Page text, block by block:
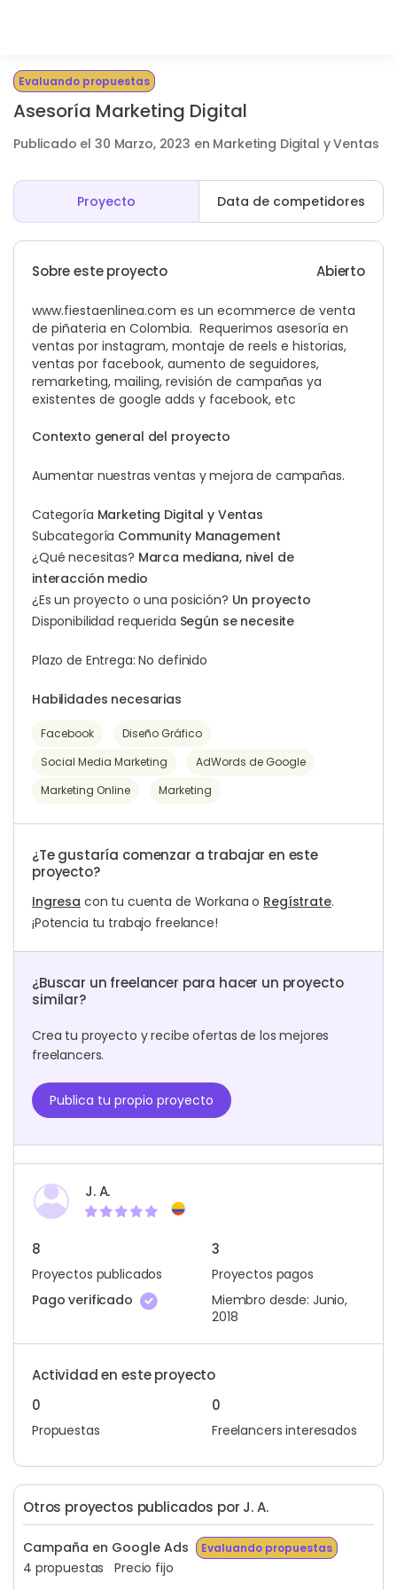
Evaluando propuestas
Asesoría Marketing Digital
Publicado el 30 Marzo, 2023 en Marketing Digital y Ventas
Proyecto Data de competidores
Sobre este proyecto Abierto
www.fiestaenlinea.com es un ecommerce de venta
de piñateria en Colombia. Requerimos asesoría en
ventas por instagram, montaje de reels e historias,
ventas por facebook, aumento de seguidores,
remarketing, mailing, revisión de campañas ya
existentes de google adds y facebook, etc
Contexto general del proyecto
Aumentar nuestras ventas y mejora de campañas.
Categoría Marketing Digital y Ventas
Subcategoría Community Management
¿Qué necesitas? Marca mediana, nivel de
interacción medio
¿Es un proyecto o una posición? Un proyecto
Disponibilidad requerida Según se necesite
Plazo de Entrega: No definido
Habilidades necesarias
Facebook
Diseño Gráfico
Social Media Marketing
AdWords de Google
Marketing Online
Marketing
¿Te gustaría comenzar a trabajar en este
proyecto?
Ingresa con tu cuenta de Workana o Regístrate.
¡Potencia tu trabajo freelance!
¿Buscar un freelancer para hacer un proyecto
similar?
Crea tu proyecto y recibe ofertas de los mejores
freelancers.
Publica tu propio proyecto
J. A.
8
Proyectos publicados
3
Proyectos pagos
Pago verificado
Miembro desde: Junio,
2018
Actividad en este proyecto
0
Propuestas
0
Freelancers interesados
Otros proyectos publicados por J. A.
Campaña en Google Ads Evaluando propuestas
4 propuestas Precio fijo